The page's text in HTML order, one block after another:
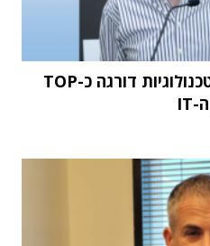
מחקר STKI השנתי: וואן טכנולוגיות דורגה כ-TOP